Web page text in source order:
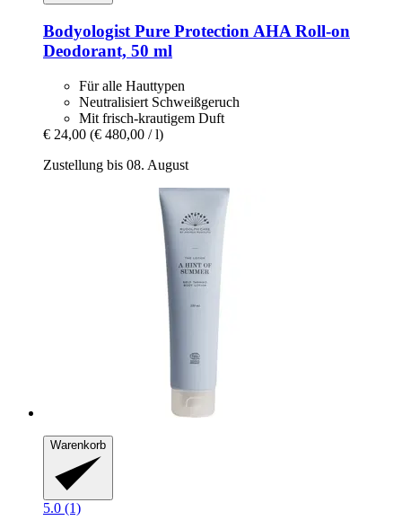
Bodyologist Pure Protection AHA Roll-​on
Deodorant, 50 ml
Für alle Hauttypen
Neutralisiert Schweißgeruch
Mit frisch-krautigem Duft
€ 24,00 (€ 480,00 / l)
Zustellung bis 08. August
Warenkorb
5.0 (1)